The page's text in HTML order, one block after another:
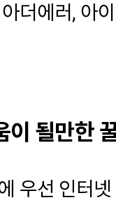
더에러, 아
이 될만한
우선 인터